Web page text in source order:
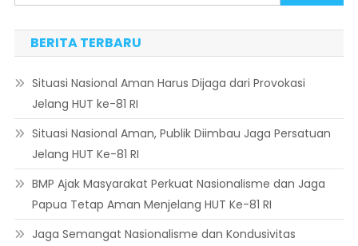
BERITA TERBARU
Situasi Nasional Aman Harus Dijaga dari Provokasi
Jelang HUT ke-81 RI
Situasi Nasional Aman, Publik Diimbau Jaga Persatuan
Jelang HUT Ke-81 RI
BMP Ajak Masyarakat Perkuat Nasionalisme dan Jaga
Papua Tetap Aman Menjelang HUT Ke-81 RI
Jaga Semangat Nasionalisme dan Kondusivitas